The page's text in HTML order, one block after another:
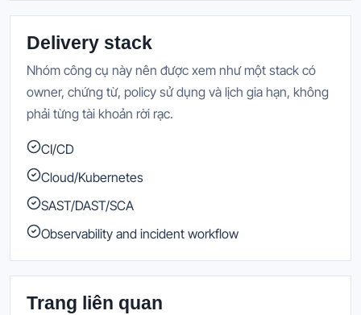
Delivery stack
Nhóm công cụ này nên được xem như một stack có
owner, chứng từ, policy sử dụng và lịch gia hạn, không
phải từng tài khoản rời rạc.
CI/CD
Cloud/Kubernetes
SAST/DAST/SCA
Observability and incident workflow
Trang liên quan